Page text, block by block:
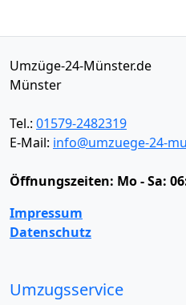
Umzüge-24-Münster.de
Münster
Tel.: 01579-2482319
E-Mail: info@umzuege-24-
Öffnungszeiten: Mo - Sa:
Impressum
Datenschutz
Umzugsservice